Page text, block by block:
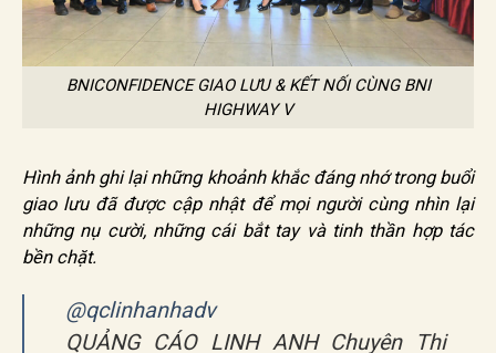
BNICONFIDENCE GIAO LƯU & KẾT NỐI CÙNG BNI
HIGHWAY V
Hình ảnh ghi lại những khoảnh khắc đáng nhớ trong buổi
giao lưu đã được cập nhật để mọi người cùng nhìn lại
những nụ cười, những cái bắt tay và tinh thần hợp tác
bền chặt.
@qclinhanhadv
QUẢNG CÁO LINH ANH Chuyên Thi